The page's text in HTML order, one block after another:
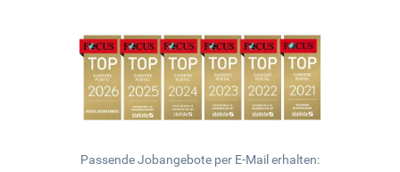
Passende Jobangebote per E-Mail erhalten: